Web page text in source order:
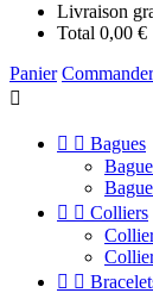
Livraison
Total 0,00 €
Panier Commander

  Bagues
  Colliers
 